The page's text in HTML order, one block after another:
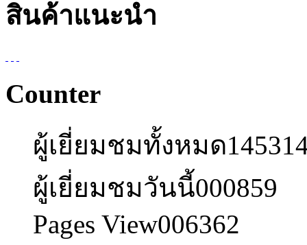
สินค้าแนะนำ
Counter
ผู้เยี่ยมชมทั้งหมด
ผู้เยี่ยมชมวันนี้000859
Pages View006362